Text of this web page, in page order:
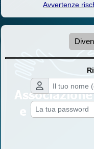
Avvertenze